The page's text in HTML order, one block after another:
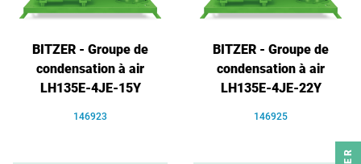
BITZER - Groupe de
condensation à air
LH135E-4JE-15Y
146923
BITZER - Groupe de
condensation à air
LH135E-4JE-22Y
146925